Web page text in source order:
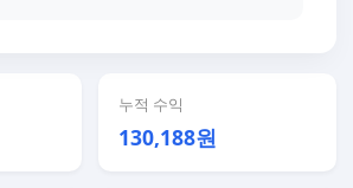
누적 수익
130,188원